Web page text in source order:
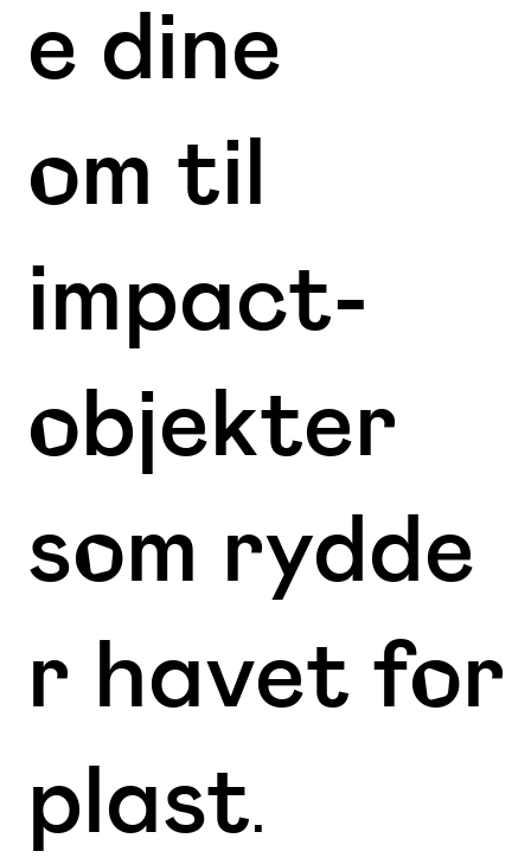
e dine
om til
impact-
objekter
som rydde
r havet for
plast.